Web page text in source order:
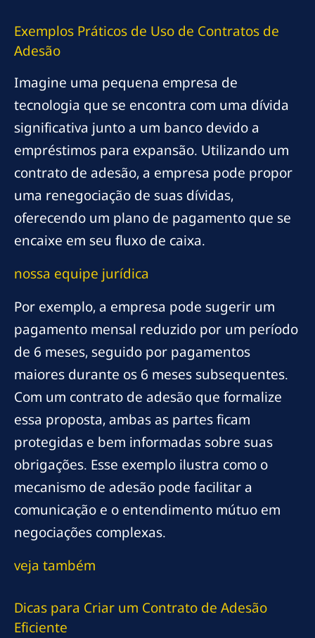
Exemplos Práticos de Uso de Contratos de
Adesão
Imagine uma pequena empresa de
tecnologia que se encontra com uma dívida
significativa junto a um banco devido a
empréstimos para expansão. Utilizando um
contrato de adesão, a empresa pode propor
uma renegociação de suas dívidas,
oferecendo um plano de pagamento que se
encaixe em seu fluxo de caixa.
nossa equipe jurídica
Por exemplo, a empresa pode sugerir um
pagamento mensal reduzido por um período
de 6 meses, seguido por pagamentos
maiores durante os 6 meses subsequentes.
Com um contrato de adesão que formalize
essa proposta, ambas as partes ficam
protegidas e bem informadas sobre suas
obrigações. Esse exemplo ilustra como o
mecanismo de adesão pode facilitar a
comunicação e o entendimento mútuo em
negociações complexas.
veja também
Dicas para Criar um Contrato de Adesão
Eficiente